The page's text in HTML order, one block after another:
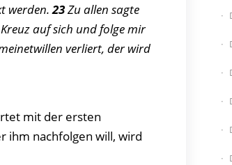
werden.23Zu allen sagte
auf sich und folge mir
verliert, der wird
mit der ersten
ihm nachfolgen will, wird